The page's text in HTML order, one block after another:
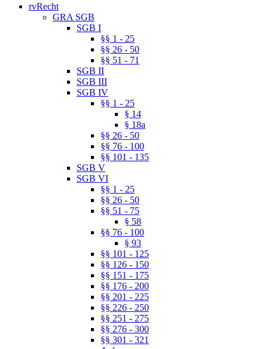
rvRecht
GRA SGB
SGB I
§§ 1 - 25
§§ 26 - 50
§§ 51 - 71
SGB II
SGB III
SGB IV
§§ 1 - 25
§ 14
§ 18a
§§ 26 - 50
§§ 76 - 100
§§ 101 - 135
SGB V
SGB VI
§§ 1 - 25
§§ 26 - 50
§§ 51 - 75
§ 58
§§ 76 - 100
§ 93
§§ 101 - 125
§§ 126 - 150
§§ 151 - 175
§§ 176 - 200
§§ 201 - 225
§§ 226 - 250
§§ 251 - 275
§§ 276 - 300
§§ 301 - 321